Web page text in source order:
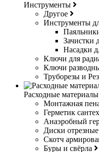
Инструменты
Другое
Инструменты
Зачистки
Насадки
Ключи для
Ключи
Труборезы и
Расходные материалы
Монтажная
Герметик
Анаэробный
Диски отрезные
Скотч
Буры и свёрла